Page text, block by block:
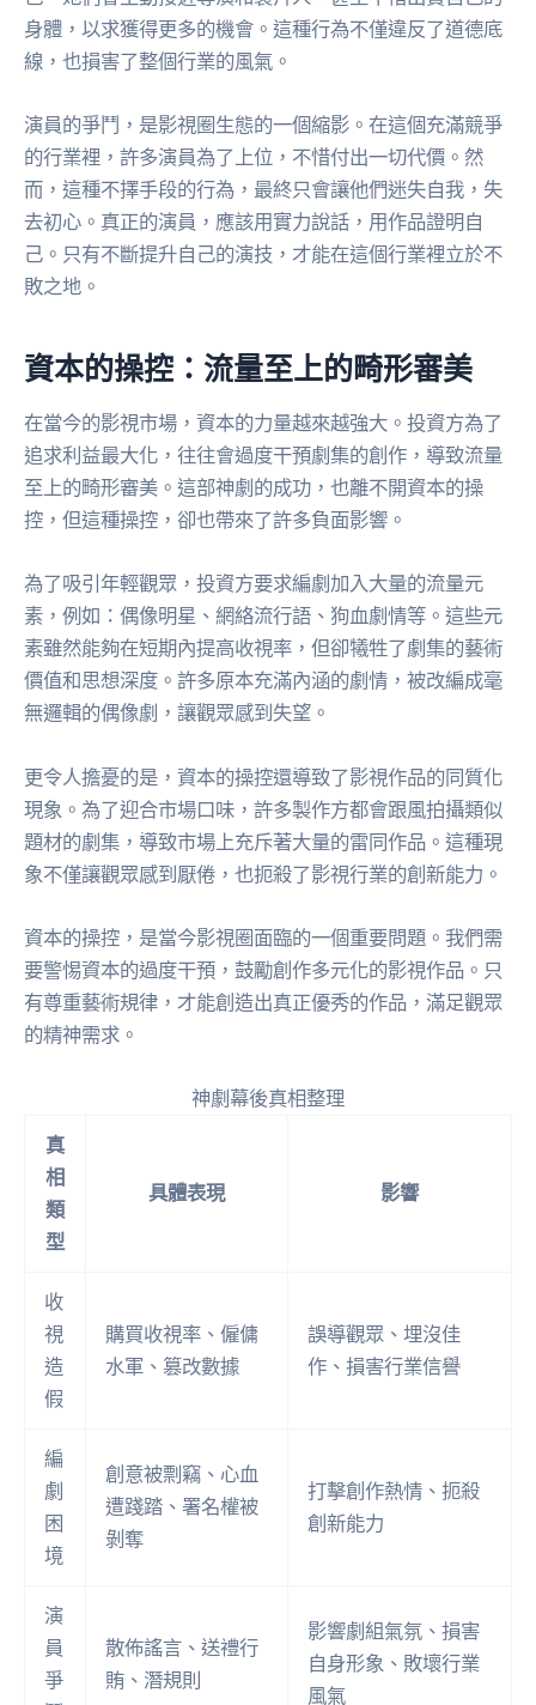
身體，以求獲得更多的機會。這種行為不僅違反了道德底
線，也損害了整個行業的風氣。
演員的爭鬥，是影視圈生態的一個縮影。在這個充滿競爭
的行業裡，許多演員為了上位，不惜付出一切代價。然
而，這種不擇手段的行為，最終只會讓他們迷失自我，失
去初心。真正的演員，應該用實力說話，用作品證明自
己。只有不斷提升自己的演技，才能在這個行業裡立於不
敗之地。
資本的操控：流量至上的畸形審美
在當今的影視市場，資本的力量越來越強大。投資方為了
追求利益最大化，往往會過度干預劇集的創作，導致流量
至上的畸形審美。這部神劇的成功，也離不開資本的操
控，但這種操控，卻也帶來了許多負面影響。
為了吸引年輕觀眾，投資方要求編劇加入大量的流量元
素，例如：偶像明星、網絡流行語、狗血劇情等。這些元
素雖然能夠在短期內提高收視率，但卻犧牲了劇集的藝術
價值和思想深度。許多原本充滿內涵的劇情，被改編成毫
無邏輯的偶像劇，讓觀眾感到失望。
更令人擔憂的是，資本的操控還導致了影視作品的同質化
現象。為了迎合市場口味，許多製作方都會跟風拍攝類似
題材的劇集，導致市場上充斥著大量的雷同作品。這種現
象不僅讓觀眾感到厭倦，也扼殺了影視行業的創新能力。
資本的操控，是當今影視圈面臨的一個重要問題。我們需
要警惕資本的過度干預，鼓勵創作多元化的影視作品。只
有尊重藝術規律，才能創造出真正優秀的作品，滿足觀眾
的精神需求。
神劇幕後真相整理
真
相
類
型
具體表現 影響
收
視
造
假
購買收視率、僱傭
水軍、篡改數據
誤導觀眾、埋沒佳
作、損害行業信譽
編
劇
困
境
創意被剽竊、心血
遭踐踏、署名權被
剝奪
打擊創作熱情、扼殺
創新能力
演
員
爭
散佈謠言、送禮行
賄、潛規則
影響劇組氣氛、損害
自身形象、敗壞行業
風氣